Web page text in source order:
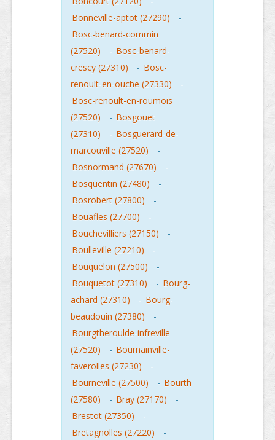
Bonneville-aptot (27290)
-
Bosc-benard-commin
(27520)
- Bosc-benard-
crescy (27310)
- Bosc-
renoult-en-ouche (27330)
-
Bosc-renoult-en-roumois
(27520)
- Bosgouet
(27310)
- Bosguerard-de-
marcouville (27520)
-
Bosnormand (27670)
-
Bosquentin (27480)
-
Bosrobert (27800)
-
Bouafles (27700)
-
Bouchevilliers (27150)
-
Boulleville (27210)
-
Bouquelon (27500)
-
Bouquetot (27310)
- Bourg-
achard (27310)
- Bourg-
beaudouin (27380)
-
Bourgtheroulde-infreville
(27520)
- Bournainville-
faverolles (27230)
-
Bourneville (27500)
- Bourth
(27580)
- Bray (27170)
-
Brestot (27350)
-
Bretagnolles (27220)
-